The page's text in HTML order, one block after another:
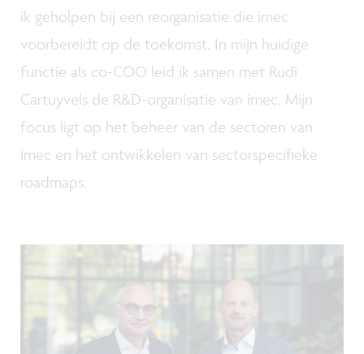
ik geholpen bij een reorganisatie die imec
voorbereidt op de toekomst. In mijn huidige
functie als co-COO leid ik samen met Rudi
Cartuyvels de R&D-organisatie van imec. Mijn
focus ligt op het beheer van de sectoren van
imec en het ontwikkelen van sectorspecifieke
roadmaps.